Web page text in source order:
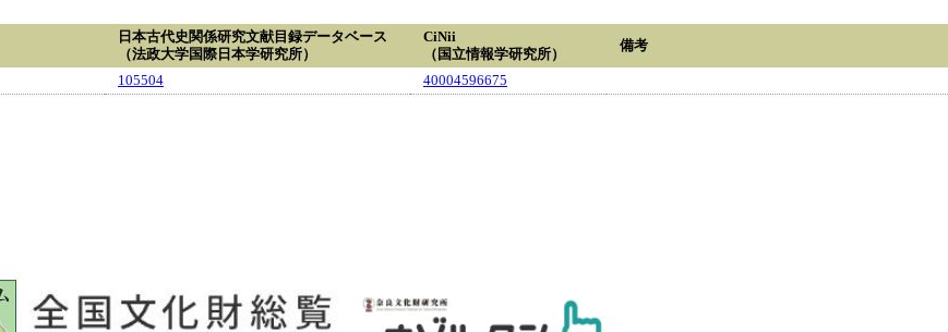
日本古代史関係研究文献目録データベース
（法政大学国際日本学研究所）
CiNii
（国立情報学研究所）
備考
105504 40004596675